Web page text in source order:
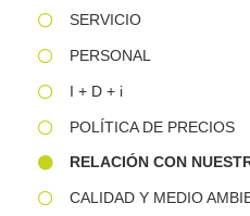
SERVICIO
PERSONAL
I + D + i
POLÍTICA DE PRECIOS
RELACIÓN CON
CALIDAD Y MEDIO